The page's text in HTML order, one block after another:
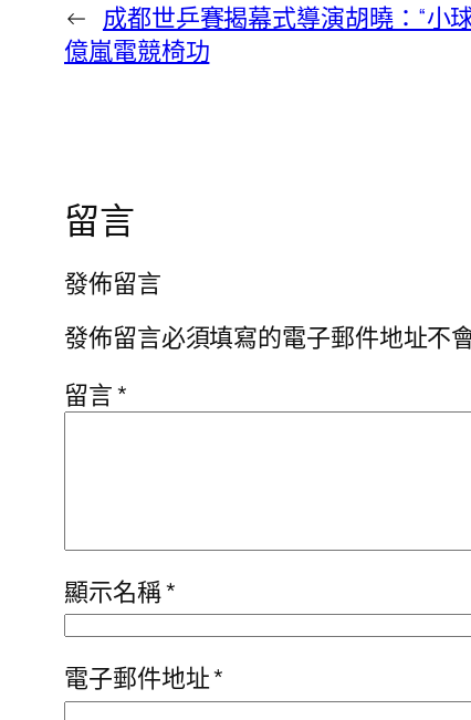
← 成都世乒賽揭幕式導演胡曉：“小
億嵐電競椅功
留言
發佈留言
發佈留言必須填寫的電子郵件地址不
留言*
顯示名稱*
電子郵件地址*